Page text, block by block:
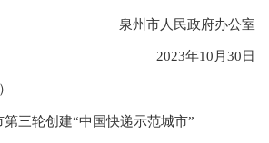
泉州市人民政府办公室
2023年10月30日
轮创建“中国快递示范城市”